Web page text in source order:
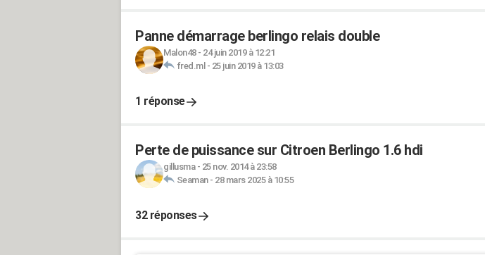
Panne démarrage berlingo relais double
Malon48- 24 juin 2019 à 12:21
fred.ml - 25 juin 2019 à 13:03
1 réponse
Perte de puissance sur Citroen Berlingo 1.6 hdi
gillusma- 25 nov. 2014 à 23:58
Seaman- 28 mars 2025 à 10:55
32 réponses